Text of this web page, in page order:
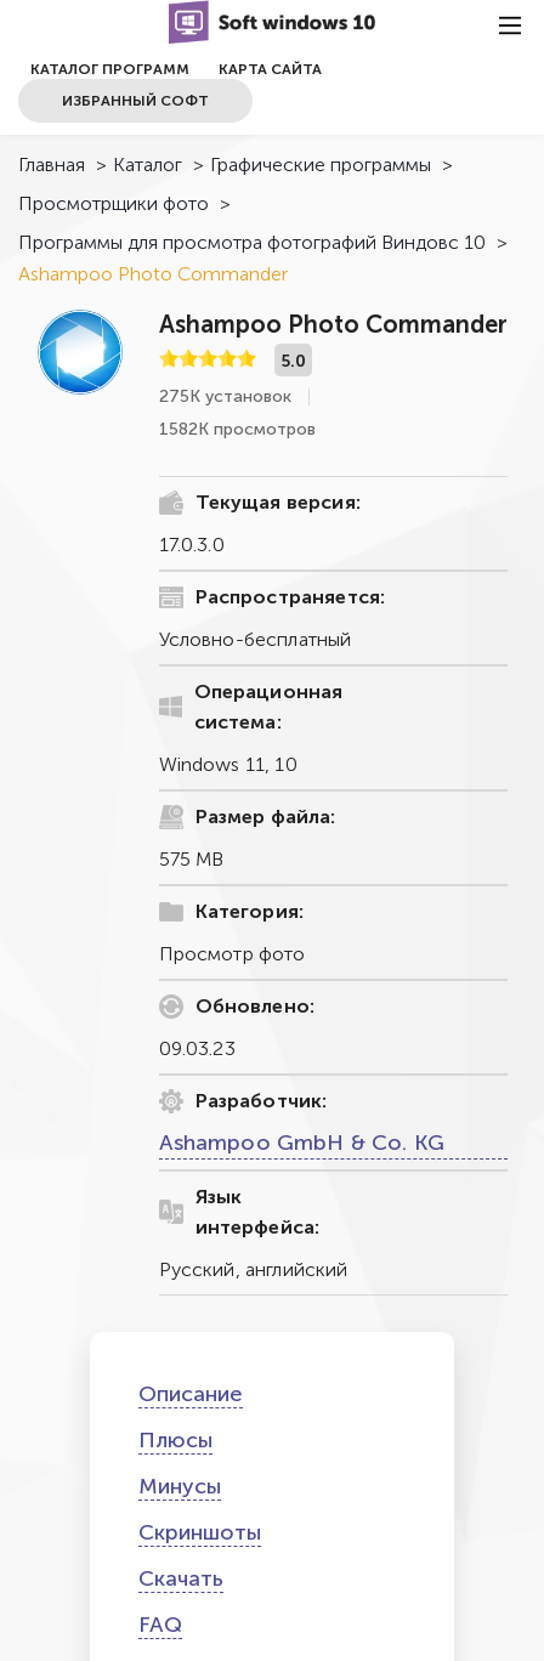
КАТАЛОГ ПРОГРАММ
КАРТА САЙТА
ИЗБРАННЫЙ СОФТ
Главная > Каталог > Графические программы >
Просмотрщики фото >
Программы для просмотра фотографий Виндовс 10 >
Ashampoo Photo Commander
Ashampoo Photo Commander
5.0
275К установок
1582К просмотров
Текущая версия:
17.0.3.0
Распространяется:
Условно-бесплатный
Операционная
система:
Windows 11, 10
Размер файла:
575 MB
Категория:
Просмотр фото
Обновлено:
09.03.23
Разработчик:
Ashampoo GmbH & Co. KG
Язык
интерфейса:
Русский, английский
Описание
Плюсы
Минусы
Скриншоты
Скачать
FAQ